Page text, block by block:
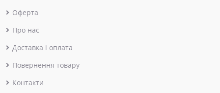
Оферта
Про нас
Доставка і оплата
Повернення товару
Контакти